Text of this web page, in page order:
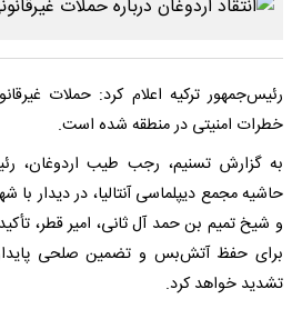
رئیس‌جمهور ترکیه اعلام کرد: حملات
خطرات امنیتی در منطقه شده است.
به گزارش تسنیم، رجب طیب اردوغان،
حاشیه مجمع دیپلماسی آنتالیا، در دیدار
و شیخ تمیم بن حمد آل ثانی، امیر قطر،
برای حفظ آتش‌بس و تضمین صلحی پایدار
تشدید خواهد کرد.